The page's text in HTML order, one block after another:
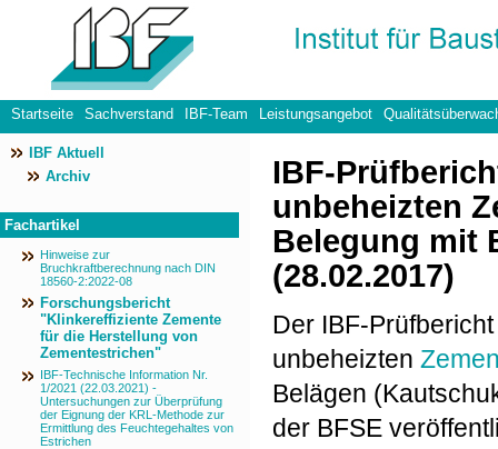
Startseite Sachverstand IBF-Team Leistungsangebot
Datenschutzerklärung
IBF Aktuell
Archiv
Fachartikel
Hinweise zur
Bruchkraftberechnung nach DIN
18560-2:2022-08
Forschungsbericht
"Klinkereffiziente Zemente
für die Herstellung von
Zementestrichen"
IBF-Technische Information Nr.
1/2021 (22.03.2021) -
Untersuchungen zur Überprüfung
der Eignung der KRL-Methode zur
Ermittlung des Feuchtegehaltes von
Estrichen
IBF-
unbeheizten
Belegung mit
(28.02.2017)
Der IBF-
unbeheizten
Belägen
der BFSE